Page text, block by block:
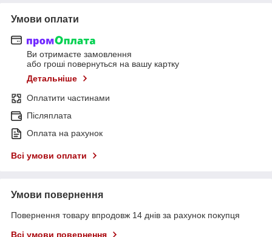
Умови оплати
Ви отримаєте замовлення
або гроші повернуться на вашу картку
Детальніше
Оплатити частинами
Післяплата
Оплата на рахунок
Всі умови оплати
Умови повернення
Повернення товару впродовж 14 днів за рахунок покупця
Всі умови повернення